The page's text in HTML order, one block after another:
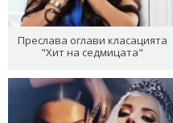
Преслава оглави класацията
"Хит на седмицата"